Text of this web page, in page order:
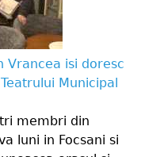
Vrancea isi doresc
Municipal
membri din
luni in Focsani si